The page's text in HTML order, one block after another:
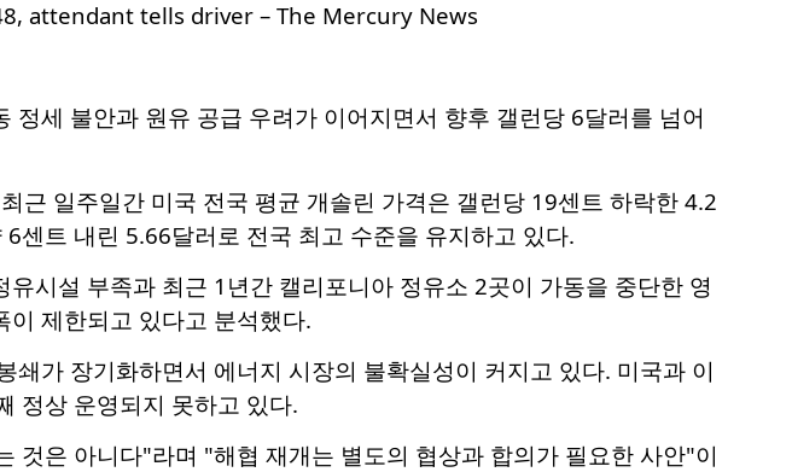
세 불안과 원유 공급 우려가 이어지면서 향후 갤런당 6달러를 넘어
근 일주일간 미국 전국 평균 개솔린 가격은 갤런당 19센트 하락한 4.2
센트 내린 5.66달러로 전국 최고 수준을 유지하고 있다.
시설 부족과 최근 1년간 캘리포니아 정유소 2곳이 가동을 중단한 영
제한되고 있다고 분석했다.
가 장기화하면서 에너지 시장의 불확실성이 커지고 있다. 미국과 이
정상 운영되지 못하고 있다.
것은 아니다"라며 "해협 재개는 별도의 협상과 합의가 필요한 사안"이